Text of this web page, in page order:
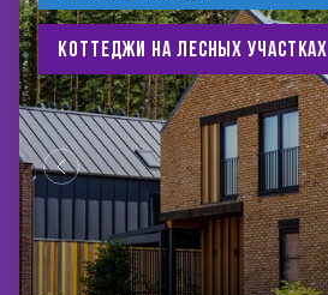
Коттеджи на лесных участках